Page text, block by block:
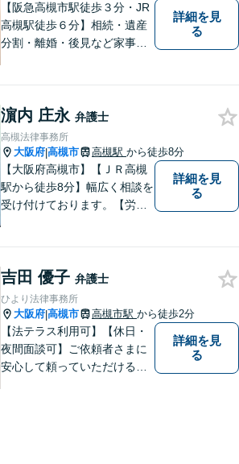
【阪急高槻市駅徒歩３分・JR
高槻駅徒歩６分】相続・遺産
分割・離婚・後見など家事事
はご相談ください。
詳細を見
る
濵内 庄永 弁護士
高槻法律事務所
大阪府|高槻市 高槻駅 から徒歩8分
【大阪府高槻市】【ＪＲ高槻
駅から徒歩8分】幅広く相談を
受け付けております。【労働
【成年後見】など将来の不安
の予防まで。
詳細を見
る
吉田 優子 弁護士
ひより法律事務所
大阪府|高槻市 高槻市駅 から徒歩2分
【法テラス利用可】【休日・
夜間面談可】ご依頼者さまに
安心して頼っていただけるよ
詳細を見
る